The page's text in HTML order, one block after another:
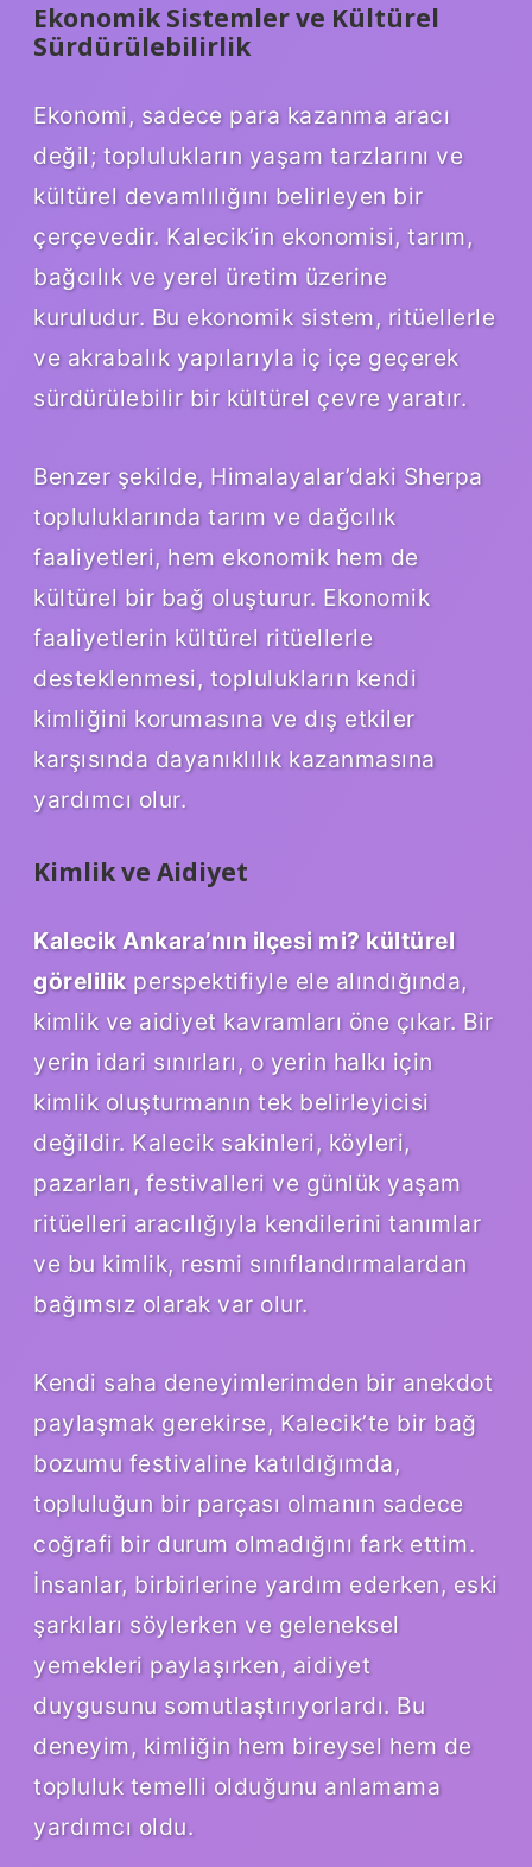
Ekonomik Sistemler ve Kültürel
Sürdürülebilirlik
Ekonomi, sadece para kazanma aracı
değil; toplulukların yaşam tarzlarını ve
kültürel devamlılığını belirleyen bir
çerçevedir. Kalecik’in ekonomisi, tarım,
bağcılık ve yerel üretim üzerine
kuruludur. Bu ekonomik sistem, ritüellerle
ve akrabalık yapılarıyla iç içe geçerek
sürdürülebilir bir kültürel çevre yaratır.
Benzer şekilde, Himalayalar’daki Sherpa
topluluklarında tarım ve dağcılık
faaliyetleri, hem ekonomik hem de
kültürel bir bağ oluşturur. Ekonomik
faaliyetlerin kültürel ritüellerle
desteklenmesi, toplulukların kendi
kimliğini korumasına ve dış etkiler
karşısında dayanıklılık kazanmasına
yardımcı olur.
Kimlik ve Aidiyet
Kalecik Ankara’nın ilçesi mi? kültürel
görelilik perspektifiyle ele alındığında,
kimlik ve aidiyet kavramları öne çıkar. Bir
yerin idari sınırları, o yerin halkı için
kimlik oluşturmanın tek belirleyicisi
değildir. Kalecik sakinleri, köyleri,
pazarları, festivalleri ve günlük yaşam
ritüelleri aracılığıyla kendilerini tanımlar
ve bu kimlik, resmi sınıflandırmalardan
bağımsız olarak var olur.
Kendi saha deneyimlerimden bir anekdot
paylaşmak gerekirse, Kalecik’te bir bağ
bozumu festivaline katıldığımda,
topluluğun bir parçası olmanın sadece
coğrafi bir durum olmadığını fark ettim.
İnsanlar, birbirlerine yardım ederken, eski
şarkıları söylerken ve geleneksel
yemekleri paylaşırken, aidiyet
duygusunu somutlaştırıyorlardı. Bu
deneyim, kimliğin hem bireysel hem de
topluluk temelli olduğunu anlamama
yardımcı oldu.